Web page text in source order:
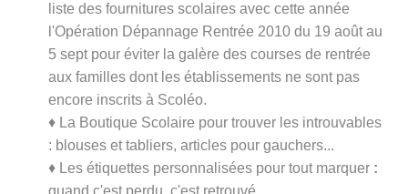
liste des fournitures scolaires avec cette année
l'Opération Dépannage Rentrée 2010 du 19 août au
5 sept pour éviter la galère des courses de rentrée
aux familles dont les établissements ne sont pas
encore inscrits à Scoléo.
♦ La Boutique Scolaire pour trouver les introuvables
: blouses et tabliers, articles pour gauchers...
♦ Les étiquettes personnalisées pour tout marquer :